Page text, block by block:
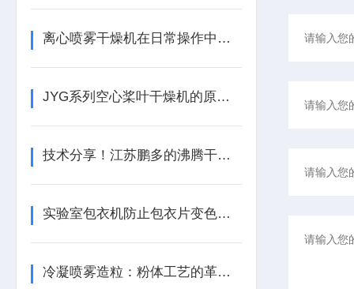
离心喷雾干燥机在日常操作中的注意事项
JYG系列空心桨叶干燥机的原理和适应领域
技术分享！江苏鹏多的沸腾干燥机为什么值得被推荐？
实验室包衣机防止包衣片变色的方法
冷凝喷雾造粒：粉体工艺的革新之路